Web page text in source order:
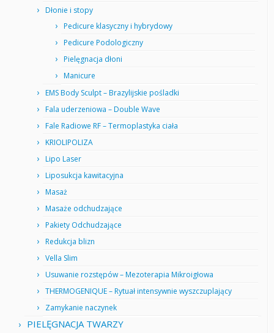
Dłonie i stopy
Pedicure klasyczny i hybrydowy
Pedicure Podologiczny
Pielęgnacja dłoni
Manicure
EMS Body Sculpt – Brazylijskie pośladki
Fala uderzeniowa – Double Wave
Fale Radiowe RF – Termoplastyka ciała
KRIOLIPOLIZA
Lipo Laser
Liposukcja kawitacyjna
Masaż
Masaże odchudzające
Pakiety Odchudzające
Redukcja blizn
Vella Slim
Usuwanie rozstępów – Mezoterapia Mikroigłowa
THERMOGENIQUE – Rytuał intensywnie wyszczuplający
Zamykanie naczynek
PIELĘGNACJA TWARZY